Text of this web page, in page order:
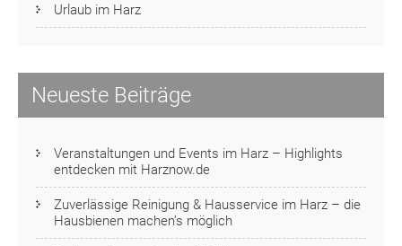
Urlaub im Harz
Neueste Beiträge
Veranstaltungen und Events im Harz – Highlights
entdecken mit Harznow.de
Zuverlässige Reinigung & Hausservice im Harz – die
Hausbienen machen’s möglich